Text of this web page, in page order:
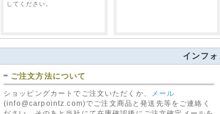
バイパー VIPER 7347V (新
7341V) 双方向液晶4ボタン
リモコン(VIPER 7347
バイパー VIPER 5908V (新
5706V/新5906V) セキュリ
ティー/エンスタ/盗難防止
してください。
インフ
ご注文方法について
ショッピングカートでご注文いただくか、
メール
(info@carpointz.com)でご注文商品と発送先等をご連絡く